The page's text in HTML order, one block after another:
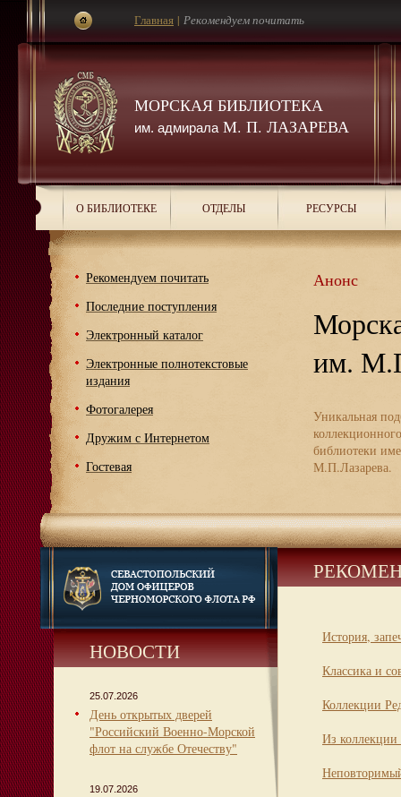
МОРСКАЯ БИБЛИОТЕКА
им. адмиралаМ. П. ЛАЗАРЕВА
Главная | Рекомендуем почитать
О БИБЛИОТЕКЕ ОТДЕЛЫ РЕСУРСЫ
Рекомендуем почитать
Последние поступления
Электронный каталог
Электронные полнотекстовые
издания
Фотогалерея
Дружим с Интернетом
Гостевая
Анонс
им.
Уникальная
библиотеки
М.П.Лазарева.
НОВОСТИ
25.07.2026
День открытых дверей
"Российский Военно-Морской
флот на службе Отечеству"
19.07.2026
История,
Классика и
Коллекции
Из